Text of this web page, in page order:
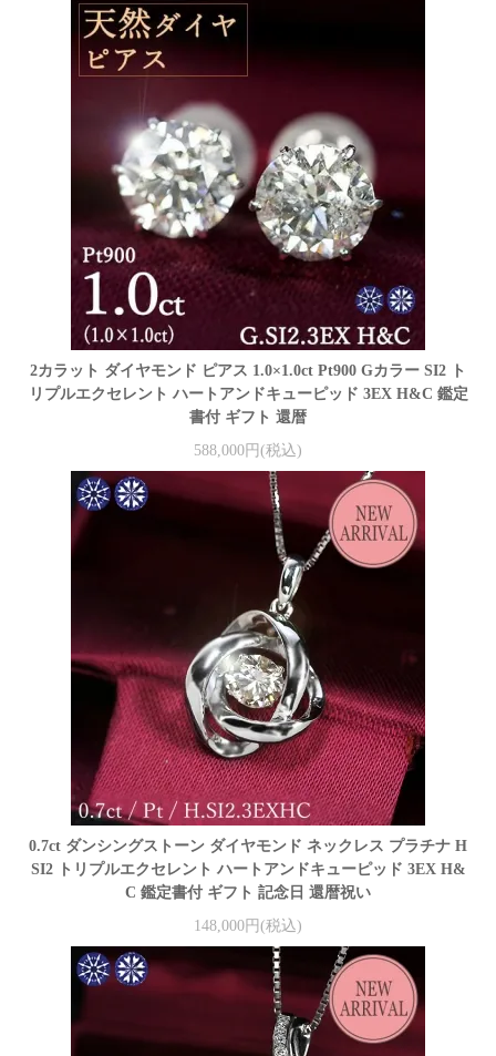
2カラット ダイヤモンド ピアス 1.0×1.0ct Pt900 Gカラー SI2 ト
リプルエクセレント ハートアンドキューピッド 3EX H&C 鑑定
書付 ギフト 還暦
588,000円(税込)
0.7ct ダンシングストーン ダイヤモンド ネックレス プラチナ H
SI2 トリプルエクセレント ハートアンドキューピッド 3EX H&
C 鑑定書付 ギフト 記念日 還暦祝い
148,000円(税込)